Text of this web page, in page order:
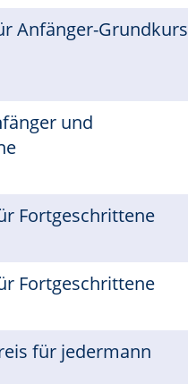
Anfänger-Grundkurs
und
Fortgeschrittene
Fortgeschrittene
für jedermann